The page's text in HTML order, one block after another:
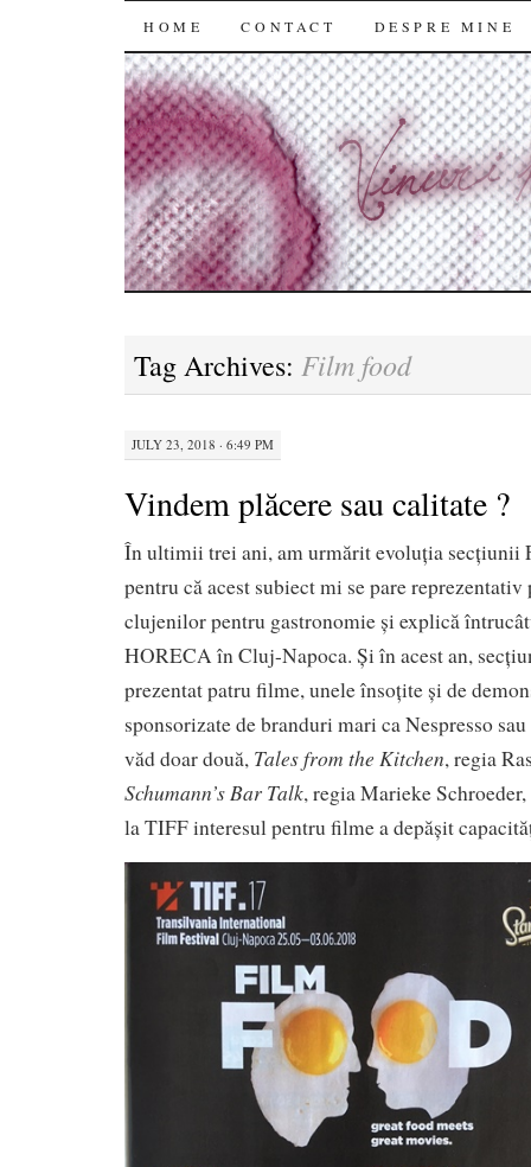
SKIP
TO
CONTENT
HOME CONTACT DESPRE MINE
Tag Archives: Film food
JULY 23, 2018 · 6:49 PM
Vindem plăcere sau calitate ?
În ultimii trei ani, am urmărit evoluția secțiunii
pentru că acest subiect mi se pare
clujenilor pentru gastronomie și explică
HORECA în Cluj-Napoca. Și în acest an,
prezentat patru filme, unele însoțite și de
sponsorizate de branduri mari ca Nespresso
văd doar două, Tales from the Kitchen, regia
Schumann’s Bar Talk, regia Marieke
la TIFF interesul pentru filme a depășit